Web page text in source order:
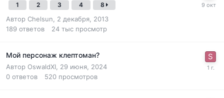
1 2 3 4 8
Автор Chelsun
2 декабря, 2013
189 ответов 24 тыс просмотр
Мой персонаж клептоман?
Автор OswaldXI 29 июня, 2024
0 ответов 520 просмотров